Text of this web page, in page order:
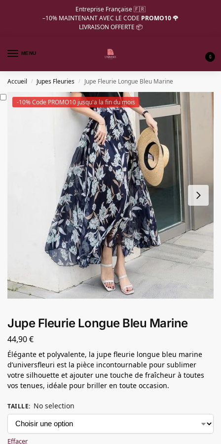
Entreprise Française 🇫🇷
–10% MAINTENANT AVEC LE CODE PROMO10 🌹
LIVRAISON OFFERTE 📦
MENU
0
Accueil / Jupes Fleuries / Jupe Fleurie Longue Bleu Marine
-10% Code PROMO10 jusqu'a la fin du mois
Jupe Fleurie Longue Bleu Marine
44,90€
Élégante et polyvalente, la jupe fleurie longue bleu marine
d’universfleuri est la pièce incontournable pour sublimer
votre silhouette et ajouter une touche de fraîcheur à toutes
vos tenues, idéale pour briller en toute occasion.
TAILLE: No selection
Effacer